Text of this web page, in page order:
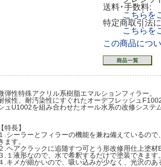
送料･手数料:
こちらを
特定商取引法
こちらを
この商品につ
弾性特殊アクリル系樹脂エマルションフィラー。
候性、耐汚染性にすぐれたオーデフレッシュ
ュU1002を組み合わせたオール水系の改修システム
特長】
.シーラーとフィラーの機能を兼ね備えているの
ます。
.ヘアクラックに追随すつ可とう形改修用仕上塗材E
.１液形なので、水で希釈するだけで塗装できます。
.キメが細かいので、吸い込みが少なく、光沢のあ